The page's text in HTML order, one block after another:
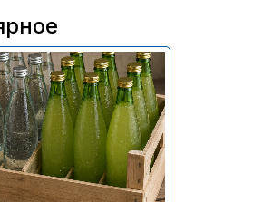
приостановили
более 70 тыс.
питьевой воды и
напитков
производства